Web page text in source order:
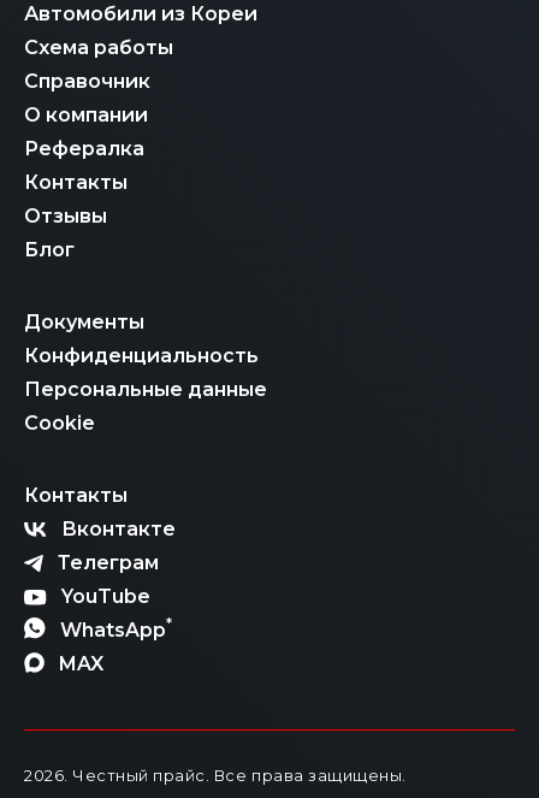
Автомобили из Кореи
Схема работы
Справочник
О компании
Рефералка
Контакты
Отзывы
Блог
Документы
Конфиденциальность
Персональные данные
Cookie
Контакты
Вконтакте
Телеграм
YouTube
WhatsApp*
MAX
2026 . Честный прайс. Все права защищены.